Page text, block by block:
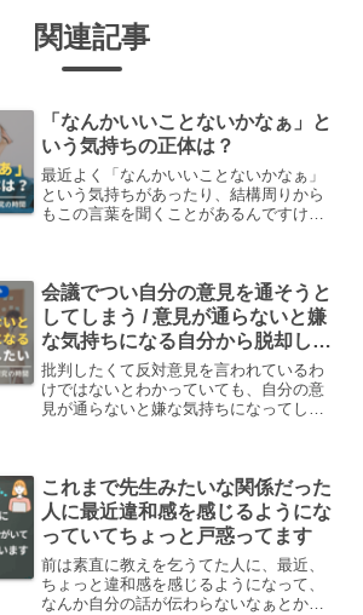
関連記事
「なんかいいことないかなぁ」と
いう気持ちの正体は？
最近よく「なんかいいことないかなぁ」
という気持ちがあったり、結構周りから
もこの言葉を聞くことがあるんですけ
会議でつい自分の意見を通そうと
してしまう / 意見が通らないと嫌
な気持ちになる自分から脱却した
い
批判したくて反対意見を言われているわ
けではないとわかっていても、自分の意
見が通らないと嫌な気持ちになってしま
これまで先生みたいな関係だった
人に最近違和感を感じるようにな
っていてちょっと戸惑ってます
前は素直に教えを乞うてた人に、最近、
ちょっと違和感を感じるようになって、
なんか自分の話が伝わらないなぁとか相